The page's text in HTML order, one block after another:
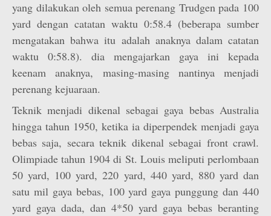
yang dilakukan oleh semua perenang Trudgen pada 100
yard dengan catatan waktu 0:58.4 (beberapa sumber
mengatakan bahwa itu adalah anaknya dalam catatan
waktu 0:58.8). dia mengajarkan gaya ini kepada
keenam anaknya, masing-masing nantinya menjadi
perenang kejuaraan.
Teknik menjadi dikenal sebagai gaya bebas Australia
hingga tahun 1950, ketika ia diperpendek menjadi gaya
bebas saja, secara teknik dikenal sebagai front crawl.
Olimpiade tahun 1904 di St. Louis meliputi perlombaan
50 yard, 100 yard, 220 yard, 440 yard, 880 yard dan
satu mil gaya bebas, 100 yard gaya punggung dan 440
yard gaya dada, dan 4*50 yard gaya bebas beranting